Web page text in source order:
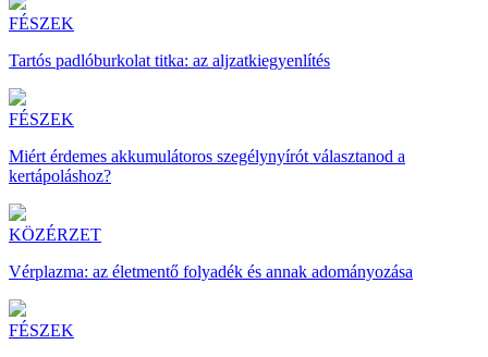
FÉSZEK
Tartós padlóburkolat titka: az aljzatkiegyenlítés
FÉSZEK
Miért érdemes akkumulátoros szegélynyírót választanod a
kertápoláshoz?
KÖZÉRZET
Vérplazma: az életmentő folyadék és annak adományozása
FÉSZEK